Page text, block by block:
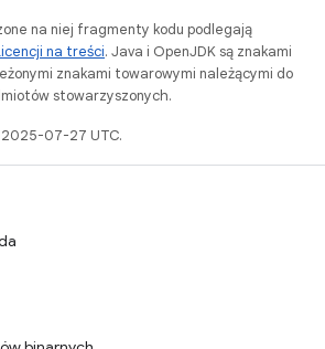
na niej fragmenty kodu podlegają
na treści. Java i OpenJDK są znakami
znakami towarowymi należącymi do
stowarzyszonych.
07-27 UTC.